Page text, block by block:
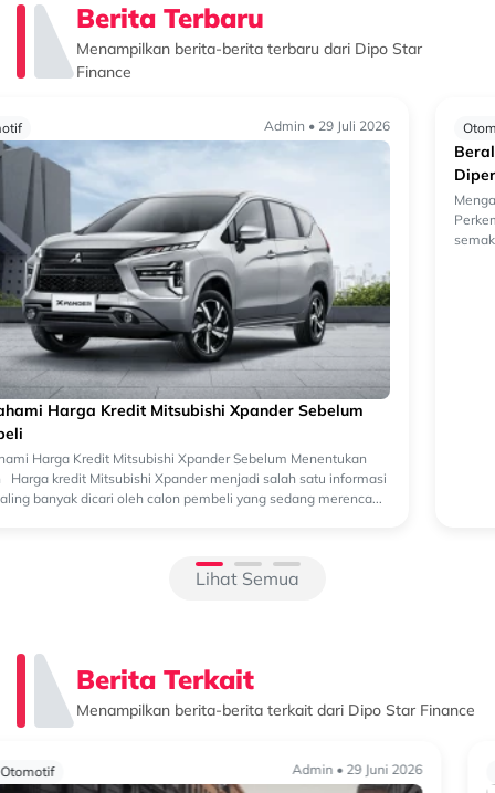
Berita Terbaru
Menampilkan berita-berita terbaru dari Dipo Star
Finance
Admin • 29 Juli 2026
Beralih ke Hybrid? Kenali Alasan New Xforce Layak
Mengapa Kendaraan Hybrid Semakin Banyak Dipertimbangkan?
Perkembangan teknologi otomotif membuat pilihan kendaraan
semakin beragam. Selain kendaraan bermesin konvensional, kini
Lihat Semua
Berita Terkait
Menampilkan berita-berita terkait dari Dipo Star Finance
Otomotif Admin • 25 Juni 2026